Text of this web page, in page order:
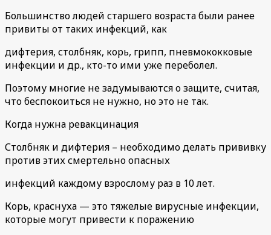
Большинство людей старшего возраста были ранее
привиты от таких инфекций, как
дифтерия, столбняк, корь, грипп, пневмококковые
инфекции и др., кто-то ими уже переболел.
Поэтому многие не задумываются о защите, считая,
что беспокоиться не нужно, но это не так.
Когда нужна ревакцинация
Столбняк и дифтерия – необходимо делать прививку
против этих смертельно опасных
инфекций каждому взрослому раз в 10 лет.
Корь, краснуха — это тяжелые вирусные инфекции,
которые могут привести к поражению